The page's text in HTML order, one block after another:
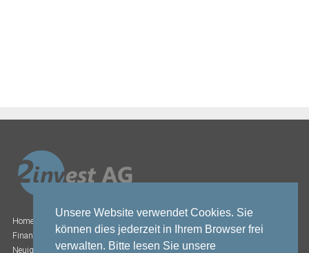
Unsere Website verwendet Cookies. Sie
können dies jederzeit in Ihrem Browser frei
verwalten. Bitte lesen Sie unsere
Home
Finanzberichte
Neuigkeiten